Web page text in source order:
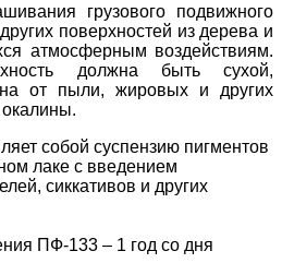
грузового подвижного
поверхностей из дерева и
атмосферным воздействиям.
должна быть сухой,
от пыли, жировых и других
собой суспензию пигментов
лаке с введением
сиккативов и других
ПФ-133 – 1 год со дня